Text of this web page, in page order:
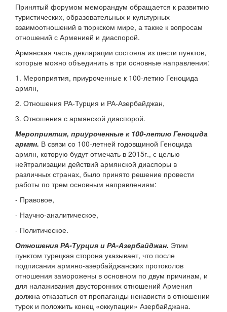
Принятый форумом меморандум обращается к развитию
туристических, образовательных и культурных
взаимоотношений в тюркском мире, а также к вопросам
отношений с Арменией и диаспорой.
Армянская часть декларации состояла из шести пунктов,
которые можно объединить в три основные направления:
1. Мероприятия, приуроченные к 100-летию Геноцида
армян,
2. Отношения РА-Турция и РА-Азербайджан,
3. Отношения с армянской диаспорой.
Мероприятия, приуроченные к 100-летию Геноцида
армян. В связи со 100-летней годовщиной Геноцида
армян, которую будут отмечать в 2015г., с целью
нейтрализации действий армянской диаспоры в
различных странах, было принято решение провести
работы по трем основным направлениям:
- Правовое,
- Научно-аналитическое,
- Политическое.
Отношения РА-Турция и РА-Азербайджан. Этим
пунктом турецкая сторона указывает, что после
подписания армяно-азербайджанских протоколов
отношения заморожены в основном по двум причинам, и
для налаживания двусторонних отношений Армения
должна отказаться от пропаганды ненависти в отношении
турок и положить конец «оккупации» Азербайджана.